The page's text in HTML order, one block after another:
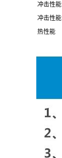
冲击性能
冲击性能
热性能